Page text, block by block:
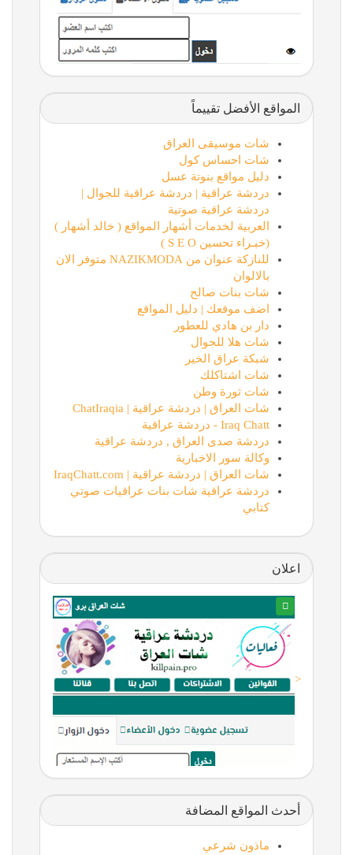
المواقع الأفضل تقييماً
شات موسيقى العراق
شات احساس كول
دليل مواقع بنوتة عسل
دردشة عراقية | دردشة عراقية للجوال |
دردشة عراقية صوتية
العربية لخدمات أشهار المواقع ( خالد أشهار )
(خبـراء تحسين S E O )
للنازكة عنوان من NAZIKMODA متوفر الان
بالالوان
شات بنات صالح
اضف موقعك | دليل المواقع
دار بن هادي للعطور
شات هلا للجوال
شبكة عراق الخير
شات اشتاكلك
شات ثورة وطن
شات العراق | دردشة عراقية | ChatIraqia
Iraq Chatt - دردشة عراقية
دردشة صدى العراق , دردشة عراقية
وكالة سور الاخبارية
شات العراق | دردشة عراقية | IraqChatt.com
دردشة عراقية شات بنات عراقيات صوتي
كتابي
اعلان
<
أحدث المواقع المضافة
ماذون شرعي